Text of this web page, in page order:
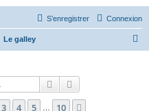
Connexion
S’enregistrer
Le galley
Rechercher
10
3 4 5 10